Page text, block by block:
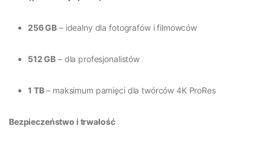
256 GB – idealny dla fotografów i filmowców
512 GB – dla profesjonalistów
1 TB– maksimum pamięci dla twórców 4K ProRes
Bezpieczeństwo i trwałość